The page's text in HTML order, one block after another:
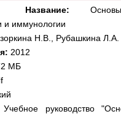
Название: Основы
и иммунологии
Н.В., Рубашкина Л.А.
2012
МБ
Учебное руководство